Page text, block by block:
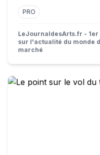
PRO
LeJournaldesArts.fr -
sur l'actualité du monde
marché
Le point sur le vol du